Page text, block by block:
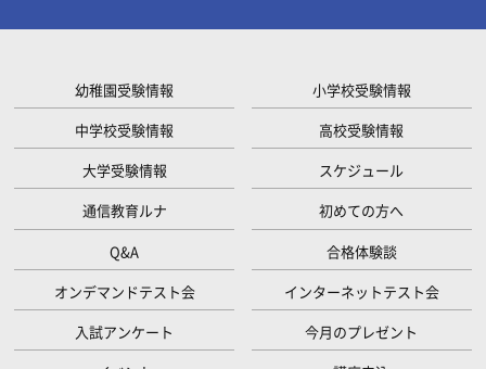
幼稚園受験情報
小学校受験情報
中学校受験情報
高校受験情報
大学受験情報
スケジュール
通信教育ルナ
初めての方へ
Q&A
合格体験談
オンデマンドテスト会
インターネットテスト会
入試アンケート
今月のプレゼント